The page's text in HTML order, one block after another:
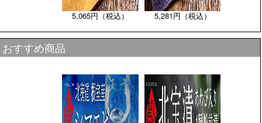
5,065円（税込） 5,281円（税込）
おすすめ商品